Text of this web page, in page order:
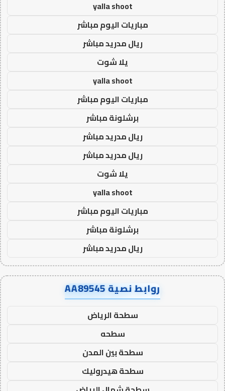
yalla shoot
مباريات اليوم مباشر
ريال مدريد مباشر
يلا شوت
yalla shoot
مباريات اليوم مباشر
برشلونة مباشر
ريال مدريد مباشر
ريال مدريد مباشر
يلا شوت
yalla shoot
مباريات اليوم مباشر
برشلونة مباشر
ريال مدريد مباشر
روابط نصية AA89545
سطحة الرياض
سطحه
سطحة بين المدن
سطحة هيدروليك